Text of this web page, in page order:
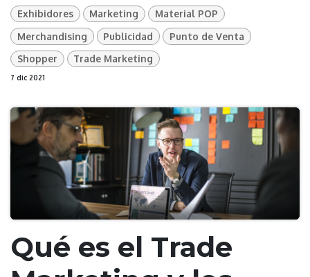
Exhibidores Marketing
Material POP
Merchandising
Publicidad
Punto de Venta
Shopper
Trade Marketing
7 dic 2021
Qué es el Trade